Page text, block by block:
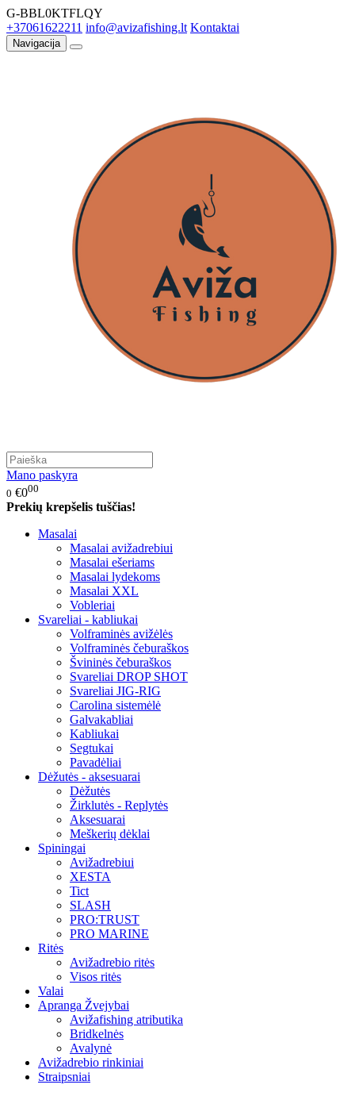
G-BBL0KTFLQY
+37061622211 info@avizafishing.lt Kontaktai
Navigacija
Mano paskyra
0 €000
Prekių krepšelis tuščias!
Masalai
Masalai avižadrebiui
Masalai ešeriams
Masalai lydekoms
Masalai XXL
Vobleriai
Svareliai - kabliukai
Volframinės avižėlės
Volframinės čeburaškos
Švininės čeburaškos
Svareliai DROP SHOT
Svareliai JIG-RIG
Carolina sistemėlė
Galvakabliai
Kabliukai
Segtukai
Pavadėliai
Dėžutės - aksesuarai
Dėžutės
Žirklutės - Replytės
Aksesuarai
Meškerių dėklai
Spiningai
Avižadrebiui
XESTA
Tict
SLASH
PRO:TRUST
PRO MARINE
Ritės
Avižadrebio ritės
Visos ritės
Valai
Apranga Žvejybai
Avižafishing atributika
Bridkelnės
Avalynė
Avižadrebio rinkiniai
Straipsniai